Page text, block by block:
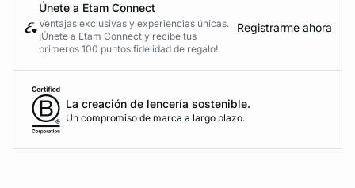
Únete a Etam Connect
Ventajas exclusivas y experiencias únicas.
¡Únete a Etam Connect y recibe tus
primeros 100 puntos fidelidad de regalo!
Registrarme ahora
La creación de lencería sostenible.
Un compromiso de marca a largo plazo.